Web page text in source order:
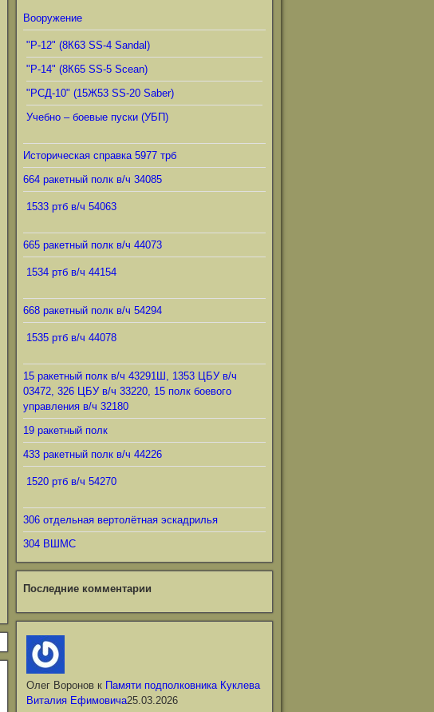
Вооружение
"Р-12" (8К63 SS-4 Sandal)
"Р-14" (8К65 SS-5 Scean)
"РСД-10" (15Ж53 SS-20 Saber)
Учебно – боевые пуски (УБП)
Историческая справка 5977 трб
664 ракетный полк в/ч 34085
1533 ртб в/ч 54063
665 ракетный полк в/ч 44073
1534 ртб в/ч 44154
668 ракетный полк в/ч 54294
1535 ртб в/ч 44078
15 ракетный полк в/ч 43291Ш, 1353 ЦБУ в/ч
03472, 326 ЦБУ в/ч 33220, 15 полк боевого
управления в/ч 32180
19 ракетный полк
433 ракетный полк в/ч 44226
1520 ртб в/ч 54270
306 отдельная вертолётная эскадрилья
304 ВШМС
Последние комментарии
Олег Вороновк Памяти подполковника Куклева
Виталия Ефимовича25.03.2026